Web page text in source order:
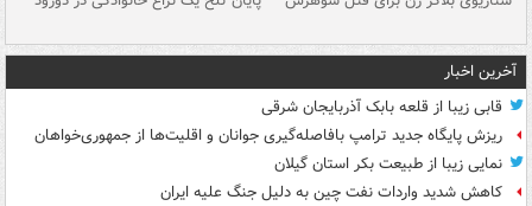
آخرین اخبار
قابی زیبا از قلعه بابک آذربایجان شرقی
ریزش پایگاه جدید ترامپ بافاصله‌گیری جوانان و اقلیت‌ها از جمهوری‌خواهان
نمایی زیبا از طبیعت بکر استان گیلان
کاهش شدید واردات نفت چین به دلیل جنگ علیه ایران